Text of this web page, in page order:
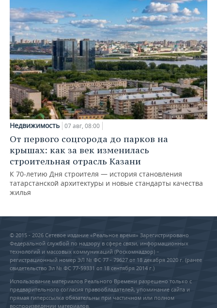
Недвижимость 07 авг, 08:00
От первого соцгорода до парков на
крышах: как за век изменилась
строительная отрасль Казани
К 70-летию Дня строителя — история становления
татарстанской архитектуры и новые стандарты качества
жилья
© 2015 - 2026 Сетевое издание «Реальное время» Зарегистрировано
Федеральной службой по надзору в сфере связи, информационных
технологий и массовых коммуникаций (Роскомнадзор) –
регистрационный номер ЭЛ № ФС 77 - 79627 от 18 декабря 2020 г. (ранее
свидетельство Эл № ФС 77-59331 от 18 сентября 2014 г.)
Использование материалов Реального Времени разрешено только с
предварительного согласия правообладателей, упоминание сайта и
прямая гиперссылка обязательны при частичном или полном
воспроизведении материалов.